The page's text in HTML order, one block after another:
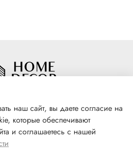
316 00 81
ул. Лермонтова 102
наш сайт, вы даете согласие на
которые обеспечивают
и соглашаетесь с нашей